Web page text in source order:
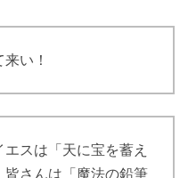
い！
スは「天に宝を蓄え
皆さんは「魔法の鉛筆